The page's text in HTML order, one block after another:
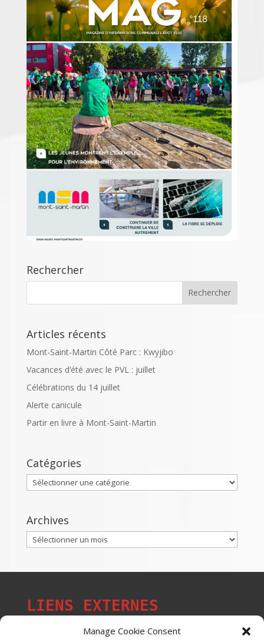
Manage Cookie Consent
Rechercher
Articles récents
Mont-Saint-Martin Côté Parc : Kwyjibo
Vacances d’été avec le PVL : juillet
Célébrations du 14 juillet
Alerte canicule
Partir en livre à Mont-Saint-Martin
Catégories
Catégories
Archives
Archives
LIENS EXTERNES